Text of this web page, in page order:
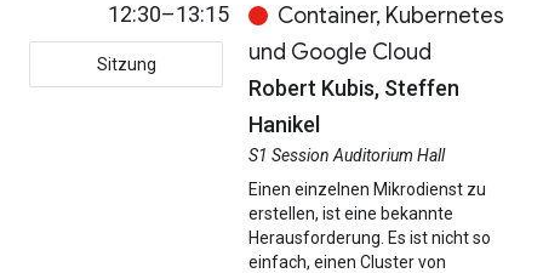
12:30–13:15
Sitzung
Container, Kubernetes
und Google Cloud
Robert Kubis, Steffen
Hanikel
S1 Session Auditorium Hall
Einen einzelnen Mikrodienst zu
erstellen, ist eine bekannte
Herausforderung. Es ist nicht so
einfach, einen Cluster von